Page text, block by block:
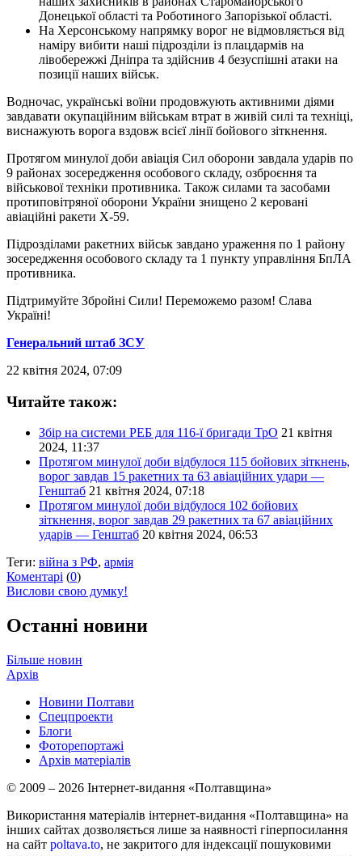
Донецької області та Роботиного Запорізької області.
На Херсонському напрямку ворог не відмовляється від
наміру вибити наші підрозділи із плацдармів на
лівобережжі Дніпра та здійснив 4 безуспішні атаки на
позиції наших військ.
Водночас, українські воїни продовжують активними діями
завдавати окупаційним військам втрат в живій силі та техніці,
виснажують ворога вздовж всієї лінії бойового зіткнення.
Протягом минулої доби авіація Сил оборони завдала ударів по
9 районах зосередження особового складу, озброєння та
військової техніки противника. Також силами та засобами
протиповітряної оборони України знищено 2 керовані
авіаційні ракети Х-59.
Підрозділами ракетних військ завдано ураження по 1 району
зосередження особового складу та 1 пункту управління БпЛА
противника.
Підтримуйте Збройні Сили! Переможемо разом! Слава
Україні!
Генеральний штаб ЗСУ
22 квітня 2024, 07:09
Читайте також:
Збір на системи РЕБ для 116-ї бригади ТрО 21 квітня
2024, 11:37
Протягом минулої доби відбулося 115 бойових зіткнень,
ворог завдав 15 ракетних та 63 авіаційних удари —
Генштаб 21 квітня 2024, 07:18
Протягом минулої доби відбулося 102 бойових
зіткнення, ворог завдав 29 ракетних та 67 авіаційних
ударів — Генштаб 20 квітня 2024, 06:53
Теги: війна з РФ, армія
Коментарі (0)
Вислови свою думку!
Останні новини
Більше новин
Архів
Новини Полтави
Спецпроекти
Блоги
Фоторепортажі
Архів матеріалів
© 2009 – 2026 Інтернет-видання «Полтавщина»
Використання матеріалів інтернет-видання «Полтавщина» на
інших сайтах дозволяється лише за наявності гіперпосилання
на сайт poltava.to, не закритого для індексації пошуковими